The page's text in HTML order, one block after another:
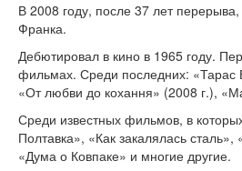
В 2008 году, после 37 лет
Франка.
Дебютировал в кино в 1965 году.
фильмах. Среди последних: «Тарас
«От любви до кохання» (2008 г.),
Среди известных фильмов, в
Полтавка», «Как закалялась
«Дума о Ковпаке» и многие другие.